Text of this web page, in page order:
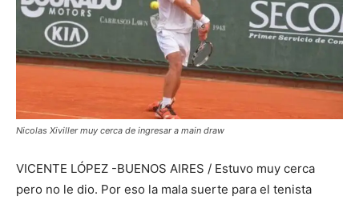
Nicolas Xiviller muy cerca de ingresar a main draw
VICENTE LÓPEZ -BUENOS AIRES / Estuvo muy cerca
pero no le dio. Por eso la mala suerte para el tenista